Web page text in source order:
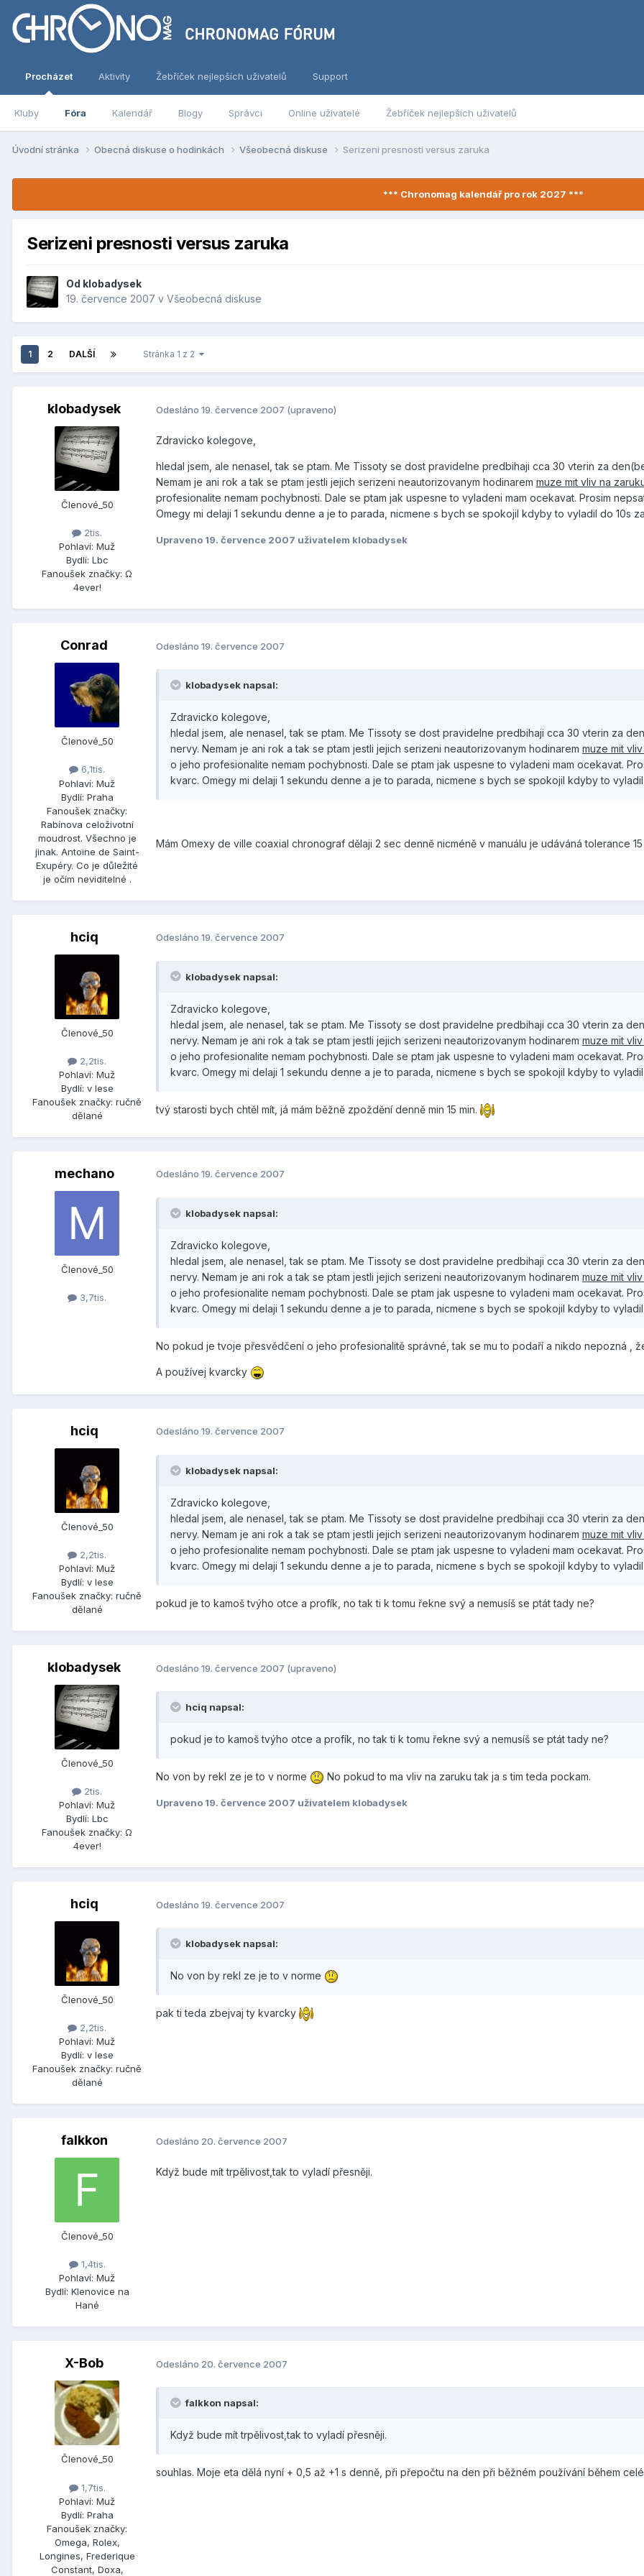
Procházet
Kluby Fóra Kalendář Blogy Správci Online uživatelé Žebříček nejlepších uživatelů
Aktivity Žebříček nejlepších uživatelů Support
Úvodní stránka Obecná diskuse o hodinkách Všeobecná diskuse Serizeni presnosti versus zaruka
*** Chronomag kalendář pro rok 2027 ***
Serizeni presnosti versus zaruka
Od klobadysek
19. července 2007 v Všeobecná diskuse
1 2 DALŠÍ Stránka 1 z 2
klobadysek
Členové_50
2tis.
Pohlaví: Muž
Bydlí: Lbc
Fanoušek značky: Ω
4ever!
Odesláno 19. července 2007 (upraveno)
Zdravicko kolegove,
hledal jsem, ale nenasel, tak se ptam. Me Tissoty se dost pravidelne predbihaji cca 30 vterin za
Nemam je ani rok a tak se ptam jestli jejich serizeni neautorizovanym hodinarem muze mit vliv na
profesionalite nemam pochybnosti. Dale se ptam jak uspesne to vyladeni mam ocekavat. Prosim
Omegy mi delaji 1 sekundu denne a je to parada, nicmene s bych se spokojil kdyby to vyladil do 10s
Upraveno 19. července 2007 uživatelem klobadysek
Conrad
Členové_50
6,1tis.
Pohlaví: Muž
Bydlí: Praha
Fanoušek značky:
Rabínova celoživotní
moudrost. Všechno je
jinak. Antoine de Saint-
Exupéry. Co je důležité
je očím neviditelné .
Odesláno 19. července 2007
klobadysek napsal:
Zdravicko kolegove,
hledal jsem, ale nenasel, tak se ptam. Me Tissoty se dost pravidelne predbihaji cca 30 vterin za
nervy. Nemam je ani rok a tak se ptam jestli jejich serizeni neautorizovanym hodinarem muze mit
o jeho profesionalite nemam pochybnosti. Dale se ptam jak uspesne to vyladeni mam ocekavat.
kvarc. Omegy mi delaji 1 sekundu denne a je to parada, nicmene s bych se spokojil kdyby to
Mám Omexy de ville coaxial chronograf dělaji 2 sec denně nicméně v manuálu je udáváná tolerance
hciq
Členové_50
2,2tis.
Pohlaví: Muž
Bydlí: v lese
Fanoušek značky: ručně
dělané
Odesláno 19. července 2007
klobadysek napsal:
Zdravicko kolegove,
hledal jsem, ale nenasel, tak se ptam. Me Tissoty se dost pravidelne predbihaji cca 30 vterin za
nervy. Nemam je ani rok a tak se ptam jestli jejich serizeni neautorizovanym hodinarem muze mit
o jeho profesionalite nemam pochybnosti. Dale se ptam jak uspesne to vyladeni mam ocekavat.
kvarc. Omegy mi delaji 1 sekundu denne a je to parada, nicmene s bych se spokojil kdyby to
tvý starosti bych chtěl mít, já mám běžně zpoždění denně min 15 min.
mechano
Členové_50
3,7tis.
Odesláno 19. července 2007
klobadysek napsal:
Zdravicko kolegove,
hledal jsem, ale nenasel, tak se ptam. Me Tissoty se dost pravidelne predbihaji cca 30 vterin za
nervy. Nemam je ani rok a tak se ptam jestli jejich serizeni neautorizovanym hodinarem muze mit
o jeho profesionalite nemam pochybnosti. Dale se ptam jak uspesne to vyladeni mam ocekavat.
kvarc. Omegy mi delaji 1 sekundu denne a je to parada, nicmene s bych se spokojil kdyby to
No pokud je tvoje přesvědčení o jeho profesionalitě správné, tak se mu to podaří a nikdo nepozná ,
A používej kvarcky
hciq
Členové_50
2,2tis.
Pohlaví: Muž
Bydlí: v lese
Fanoušek značky: ručně
dělané
Odesláno 19. července 2007
klobadysek napsal:
Zdravicko kolegove,
hledal jsem, ale nenasel, tak se ptam. Me Tissoty se dost pravidelne predbihaji cca 30 vterin za
nervy. Nemam je ani rok a tak se ptam jestli jejich serizeni neautorizovanym hodinarem muze mit
o jeho profesionalite nemam pochybnosti. Dale se ptam jak uspesne to vyladeni mam ocekavat.
kvarc. Omegy mi delaji 1 sekundu denne a je to parada, nicmene s bych se spokojil kdyby to
pokud je to kamoš tvýho otce a profík, no tak ti k tomu řekne svý a nemusíš se ptát tady ne?
klobadysek
Členové_50
2tis.
Pohlaví: Muž
Bydlí: Lbc
Fanoušek značky: Ω
4ever!
Odesláno 19. července 2007 (upraveno)
hciq napsal:
pokud je to kamoš tvýho otce a profík, no tak ti k tomu řekne svý a nemusíš se ptát tady ne?
No von by rekl ze je to v norme No pokud to ma vliv na zaruku tak ja s tim teda pockam.
Upraveno 19. července 2007 uživatelem klobadysek
hciq
Členové_50
2,2tis.
Pohlaví: Muž
Bydlí: v lese
Fanoušek značky: ručně
dělané
Odesláno 19. července 2007
klobadysek napsal:
No von by rekl ze je to v norme
pak ti teda zbejvaj ty kvarcky
falkkon
Členové_50
1,4tis.
Pohlaví: Muž
Bydlí: Klenovice na
Hané
Odesláno 20. července 2007
Když bude mít trpělivost,tak to vyladí přesněji.
X-Bob
Členové_50
1,7tis.
Pohlaví: Muž
Bydlí: Praha
Fanoušek značky:
Omega, Rolex,
Longines, Frederique
Constant, Doxa,
Odesláno 20. července 2007
falkkon napsal:
Když bude mít trpělivost,tak to vyladí přesněji.
souhlas. Moje eta dělá nyní + 0,5 až +1 s denně, při přepočtu na den při běžném používání během